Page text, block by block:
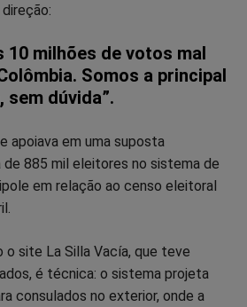
10 milhões de votos mal
Somos a principal
dúvida”.
apoiava em uma suposta
885 mil eleitores no sistema de
em relação ao censo eleitoral
o site La Silla Vacía, que teve
é técnica: o sistema projeta
consulados no exterior, onde a